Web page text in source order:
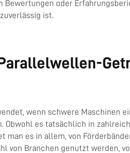
Bewertungen oder
ist.
wenn schwere
Obwohl es tatsächlich in
man es in allem, von
von Branchen genutzt werden,